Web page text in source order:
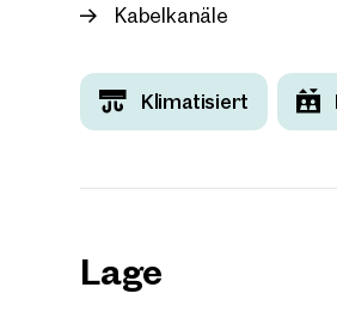
Kabelkanäle
Klimatisiert
Lage